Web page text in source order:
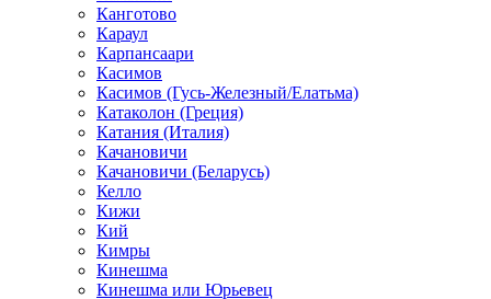
Канготово
Караул
Карпансаари
Касимов
Касимов (Гусь-Железный/Елатьма)
Катаколон (Греция)
Катания (Италия)
Качановичи
Качановичи (Беларусь)
Келло
Кижи
Кий
Кимры
Кинешма
Кинешма или Юрьевец